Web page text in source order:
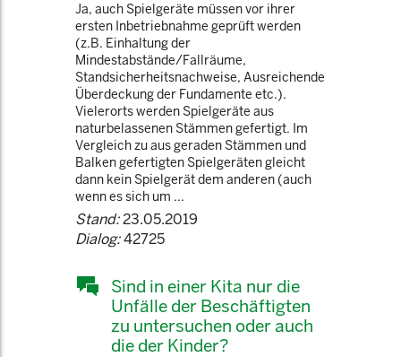
Ja, auch Spielgeräte müssen vor ihrer
ersten Inbetriebnahme geprüft werden
(z.B. Einhaltung der
Mindestabstände/Fallräume,
Standsicherheitsnachweise, Ausreichende
Überdeckung der Fundamente etc.).
Vielerorts werden Spielgeräte aus
naturbelassenen Stämmen gefertigt. Im
Vergleich zu aus geraden Stämmen und
Balken gefertigten Spielgeräten gleicht
dann kein Spielgerät dem anderen (auch
wenn es sich um ...
Stand:23.05.2019
Dialog:42725
Sind in einer Kita nur die
Unfälle der Beschäftigten
zu untersuchen oder auch
die der Kinder?